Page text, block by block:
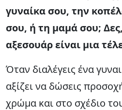
γυναίκα σου, την
σου, ή τη μαμά σου;
αξεσουάρ είναι μια
Όταν διαλέγεις ένα
αξίζει να δώσεις
χρώμα και στο σχέδιο